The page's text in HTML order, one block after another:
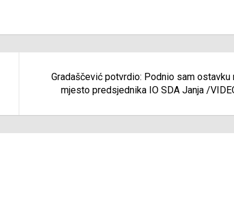
Gradaščević potvrdio: Podnio sam ostavku
mjesto predsjednika IO SDA Janja /